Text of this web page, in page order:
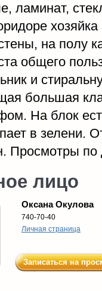
ламинат,
на полу
общего
и
большая
На блок
в зелени.
Просмотры по
лицо
Оксана Окулова
740-70-40
Личная страница
Записаться на